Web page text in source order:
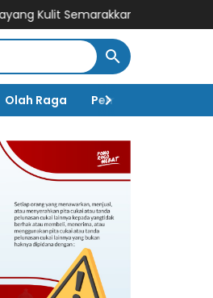
Puncak Peringatan HUT
Olah Raga Pembangunan